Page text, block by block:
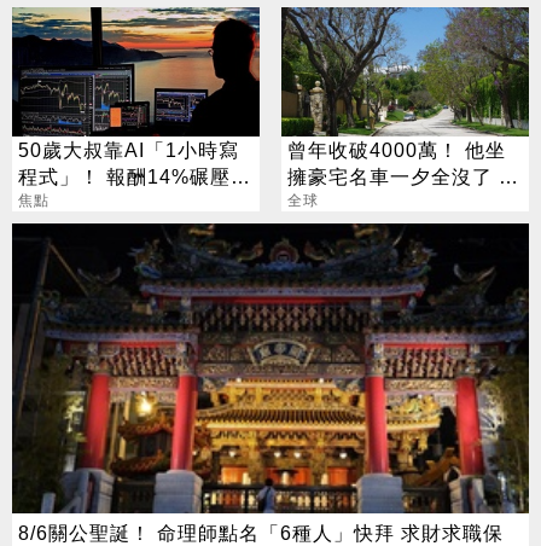
50歲大叔靠AI「1小時寫
程式」！ 報酬14%碾壓標
普 直接辭職去炒股
焦點
曾年收破4000萬！ 他坐
擁豪宅名車一夕全沒了 卻
喊「比過去更快樂」
全球
8/6關公聖誕！ 命理師點名「6種人」快拜 求財求職保